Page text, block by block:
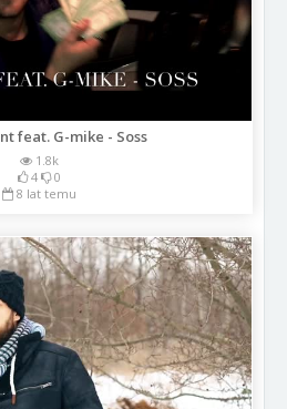
feat. G-mike - Soss
1.8k
4
0
8 lat temu